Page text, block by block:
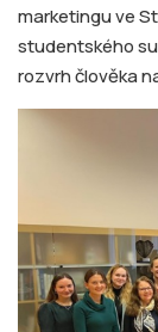
marketingu ve
studentského
rozvrh člověka